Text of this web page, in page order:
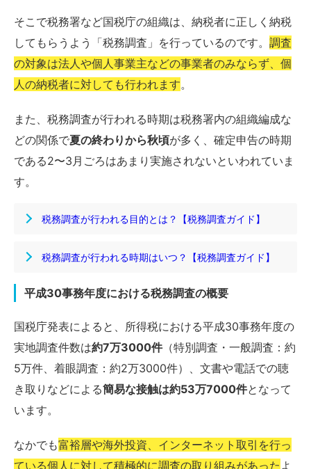
そこで税務署など国税庁の組織は、納税者に正しく納税
してもらうよう「税務調査」を行っているのです。 調査
の対象は法人や個人事業主などの事業者のみならず、個
人の納税者に対しても行われます。
また、税務調査が行われる時期は税務署内の組織編成な
どの関係で夏の終わりから秋頃が多く、確定申告の時期
である2〜3月ごろはあまり実施されないといわれていま
す。
税務調査が行われる目的とは？【税務調査ガイド】
税務調査が行われる時期はいつ？【税務調査ガイド】
平成30事務年度における税務調査の概要
国税庁発表によると、所得税における平成30事務年度の
実地調査件数は約7万3000件（特別調査・一般調査：約
5万件、着眼調査：約2万3000件）、文書や電話での聴
き取りなどによる簡易な接触は約53万7000件となって
います。
なかでも富裕層や海外投資、インターネット取引を行っ
ている個人に対して積極的に調査の取り組みがあった よ